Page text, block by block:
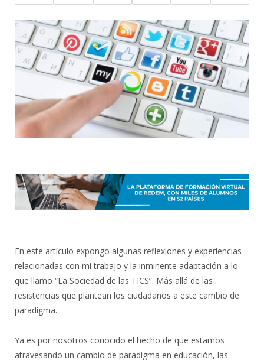
En este artículo expongo algunas reflexiones y experiencias
relacionadas con mi trabajo y la inminente adaptación a lo
que llamo “La Sociedad de las TICS”. Más allá de las
resistencias que plantean los ciudadanos a este cambio de
paradigma.
Ya es por nosotros conocido el hecho de que estamos
atravesando un cambio de paradigma en educación, las